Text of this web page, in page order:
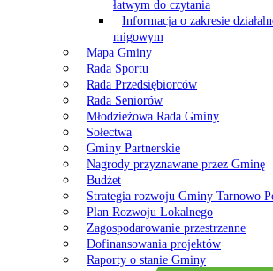
łatwym do czytania
Informacja o zakresie
migowym
Mapa Gminy
Rada Sportu
Rada Przedsiębiorców
Rada Seniorów
Młodzieżowa Rada Gminy
Sołectwa
Gminy Partnerskie
Nagrody przyznawane przez Gminę
Budżet
Strategia rozwoju Gminy Tarnowo
Plan Rozwoju Lokalnego
Zagospodarowanie przestrzenne
Dofinansowania projektów
Raporty o stanie Gminy